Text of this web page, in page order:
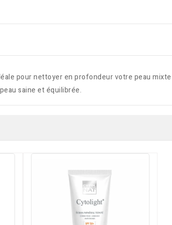
pour nettoyer en profondeur votre peau
saine et équilibrée.